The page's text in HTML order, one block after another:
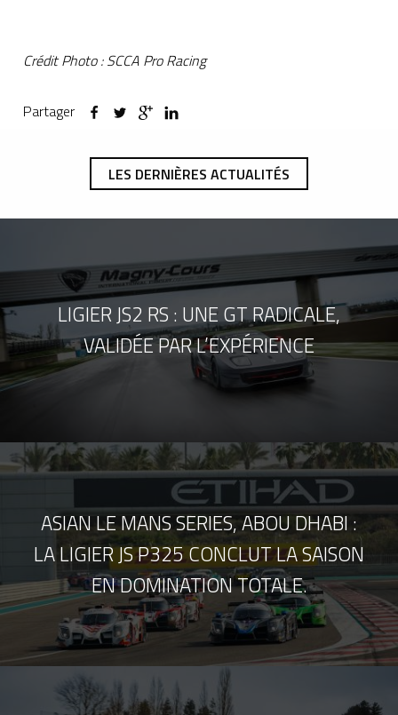
Crédit Photo : SCCA Pro Racing
Partager
LES DERNIÈRES ACTUALITÉS
LIGIER JS2 RS : UNE GT RADICALE,
VALIDÉE PAR L’EXPÉRIENCE
ASIAN LE MANS SERIES, ABOU DHABI :
LA LIGIER JS P325 CONCLUT LA SAISON
EN DOMINATION TOTALE.